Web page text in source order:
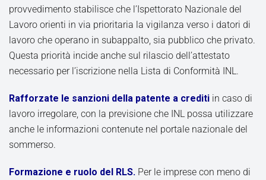
provvedimento stabilisce che l’Ispettorato Nazionale del
Lavoro orienti in via prioritaria la vigilanza verso i datori di
lavoro che operano in subappalto, sia pubblico che privato.
Questa priorità incide anche sul rilascio dell’attestato
necessario per l’iscrizione nella Lista di Conformità INL.
Rafforzate le sanzioni della patente a crediti in caso di
lavoro irregolare, con la previsione che INL possa utilizzare
anche le informazioni contenute nel portale nazionale del
sommerso.
Formazione e ruolo del RLS. Per le imprese con meno di